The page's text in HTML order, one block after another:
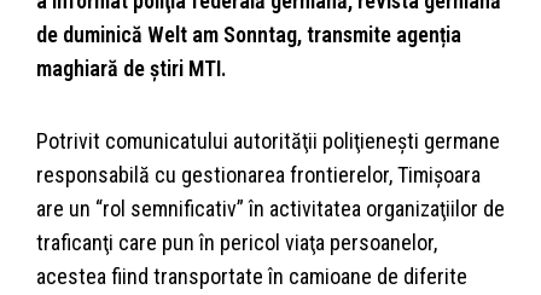
de duminică Welt am Sonntag, transmite agenția
maghiară de știri MTI.
Potrivit comunicatului autorităţii poliţieneşti germane
responsabilă cu gestionarea frontierelor, Timişoara
are un “rol semnificativ” în activitatea organizaţiilor de
traficanţi care pun în pericol viaţa persoanelor,
acestea fiind transportate în camioane de diferite